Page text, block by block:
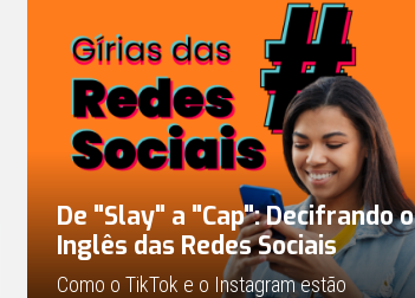
De "Slay" a "Cap": Decifrando o
Inglês das Redes Sociais
Como o TikTok e o Instagram estão